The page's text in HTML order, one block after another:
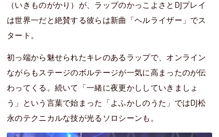
（いきものがかり）が、ラップのかっこよさとDJプレイ
は世界一だと絶賛する彼らは新曲「ヘルライザー」でス
タート。
初っ端から魅せられたキレのあるラップで、オンライン
ながらもステージのボルテージが一気に高まったのが伝
わってくる。続いて「一緒に夜更かししていきましょ
う」という言葉で始まった「よふかしのうた」ではDJ松
永のテクニカルな技が光るソロシーンも。